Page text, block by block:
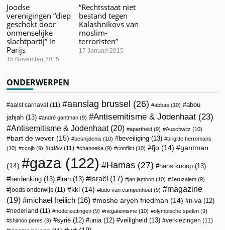
Joodse
verenigingen “diep
geschokt door
onmenselijke
slachtpartij” in
Parijs
15 November 2015
“Rechtsstaat niet
bestand tegen
Kalashnikovs van
moslim-
terroristen”
17 Januari 2015
ONDERWERPEN
aalst carnaval (11) aanslag brussel (26) abbas (10)
abou
jahjah (13) andré gantman (9) Antisemitisme & Jodenhaat (23)
Antisemitisme & Jodenhaat(20) apartheid (9) Auschwitz (10)
bart de wever (15) besnijdenis (10) beveiliging (13)
brigitte herremans
(10)
ccojb (9) cd&v (11) chanoeka (9) conflict (10) fjo (14) gantman
(14) gaza(122) Hamas (27) hans knoop (13)
herdenking (13) iran (13) Israël (17) jan jambon (10) Jeruzalem (9)
joods onderwijs (11) kkl (14) ludo van campenhout (9)
magazine
(19)
michael freilich (16) moshe aryeh friedman (14) n-va(12)
nederland (11) nederzettingen (9) negationisme (10) olympische spelen (9)
shimon peres (9) syrië (12) unia(12) veiligheid (13) verkiezingen (11)